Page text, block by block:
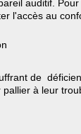
auditif.
l'accès au
de
à leur